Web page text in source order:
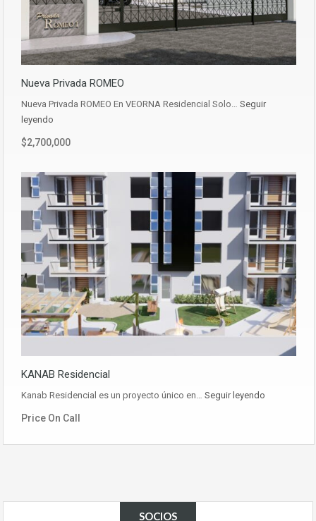
Nueva Privada ROMEO
Nueva Privada ROMEO En VEORNA Residencial Solo… Seguir
leyendo
$2,700,000
KANAB Residencial
Kanab Residencial es un proyecto único en… Seguir leyendo
Price On Call
SOCIOS